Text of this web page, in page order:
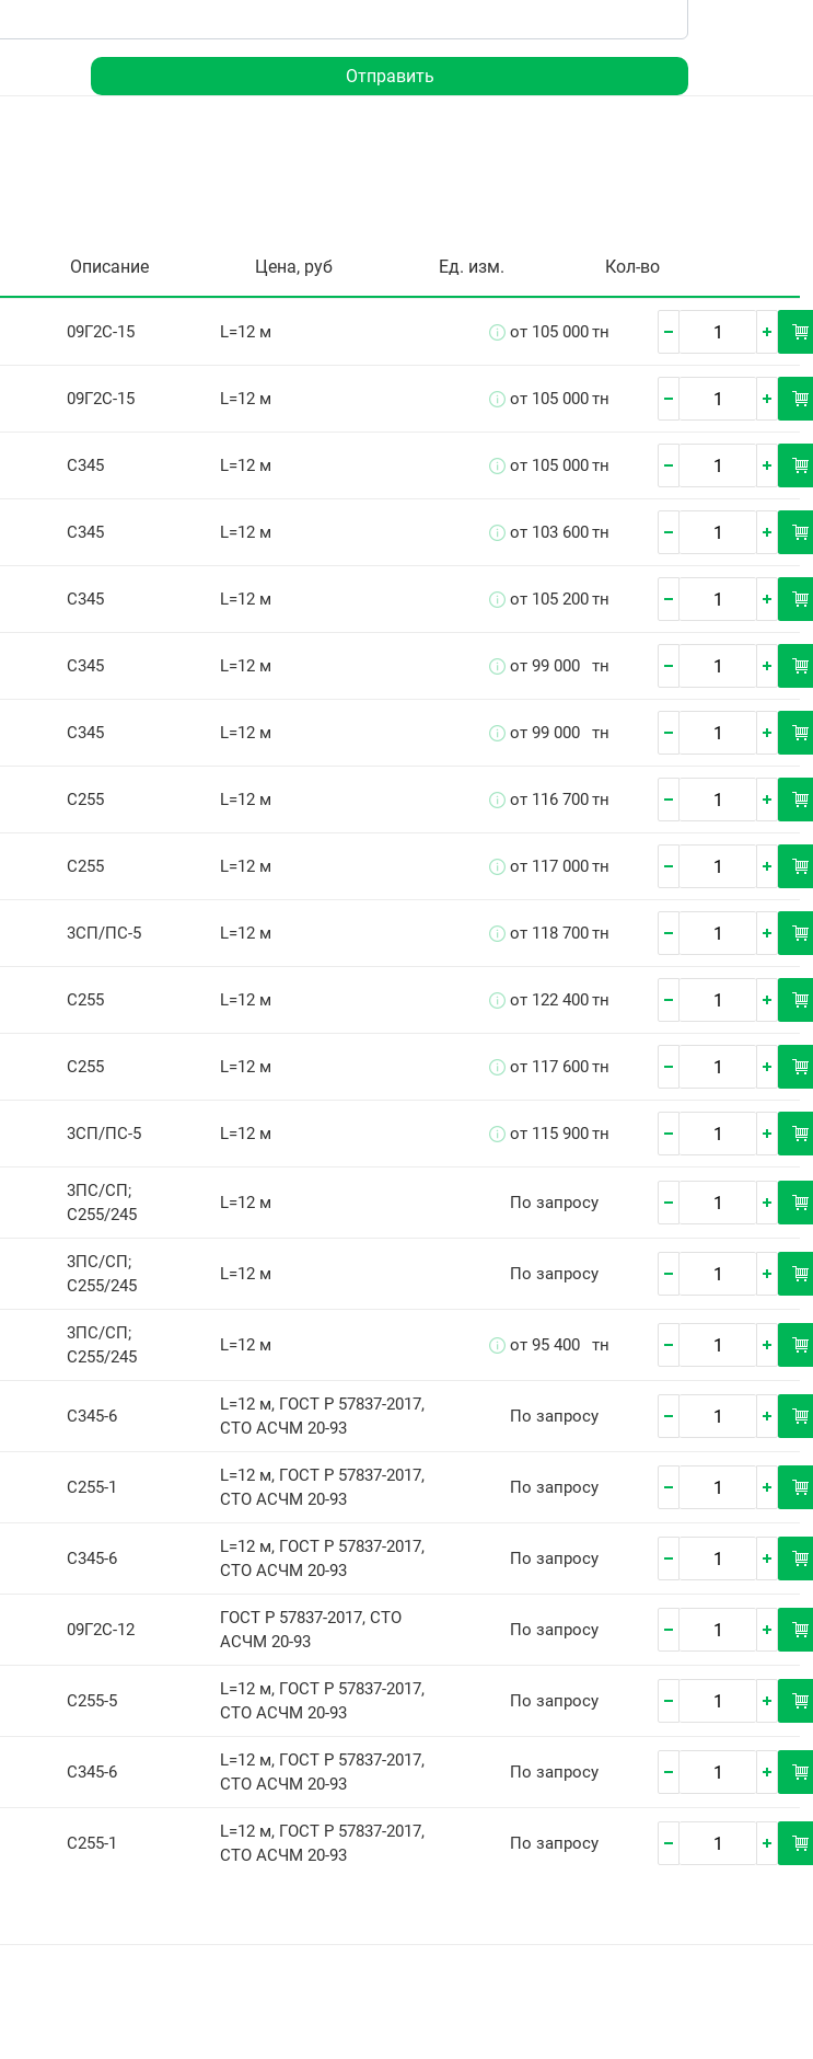
Отправить
Описание Цена, руб Ед. изм. Кол-во
09Г2С-15 L=12 м от 105 000тн
09Г2С-15 L=12 м от 105 000тн
С345 L=12 м от 105 000тн
С345 L=12 м от 103 600тн
С345 L=12 м от 105 200тн
С345 L=12 м от 99 000 тн
С345 L=12 м от 99 000 тн
С255 L=12 м от 116 700тн
С255 L=12 м от 117 000тн
3СП/ПС-5 L=12 м от 118 700тн
С255 L=12 м от 122 400тн
С255 L=12 м от 117 600тн
3СП/ПС-5 L=12 м от 115 900тн
3ПС/СП;
С255/245
L=12 м По запросу
3ПС/СП;
С255/245
L=12 м По запросу
3ПС/СП;
С255/245
L=12 м от 95 400 тн
С345-6
L=12 м, ГОСТ Р 57837-2017,
СТО АСЧМ 20-93
По запросу
С255-1
L=12 м, ГОСТ Р 57837-2017,
СТО АСЧМ 20-93
По запросу
С345-6
L=12 м, ГОСТ Р 57837-2017,
СТО АСЧМ 20-93
По запросу
09Г2С-12
ГОСТ Р 57837-2017, СТО
АСЧМ 20-93
По запросу
С255-5
L=12 м, ГОСТ Р 57837-2017,
СТО АСЧМ 20-93
По запросу
С345-6
L=12 м, ГОСТ Р 57837-2017,
СТО АСЧМ 20-93
По запросу
С255-1
L=12 м, ГОСТ Р 57837-2017,
СТО АСЧМ 20-93
По запросу